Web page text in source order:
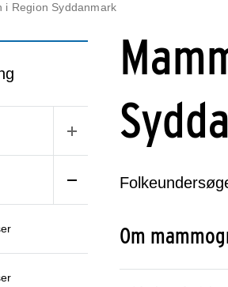
i Region Syddanmark
Om